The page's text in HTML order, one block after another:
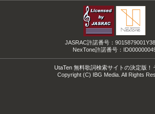
JASRAC許諾番号：
NexTone許諾番号：
UtaTen 無料歌詞検索サイトの決定版！
Copyright (C) IBG Media. All Rights